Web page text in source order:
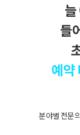
들
예약
분야별 전문